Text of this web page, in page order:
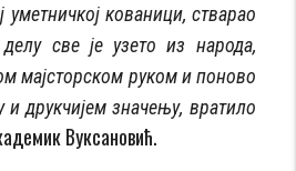
уметничкој кованици, стварао
све је узето из народа,
мајсторском руком и поново
друкчијем значењу, вратило
Вуксановић.